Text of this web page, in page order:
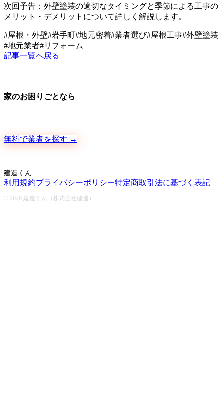
次回予告：外壁塗装の適切なタイミングと季節による工事の
メリット・デメリットについて詳しく解説します。
#屋根・外壁#岩手町#地元密着#業者選び#屋根工事#外壁塗装
#地元業者#リフォーム
記事一覧へ戻る
家のお困りごとなら
無料で業者を探す →
建造くん
利用規約プライバシーポリシー特定商取引法に基づく表記
© 2026 建造くん（株式会社建造）